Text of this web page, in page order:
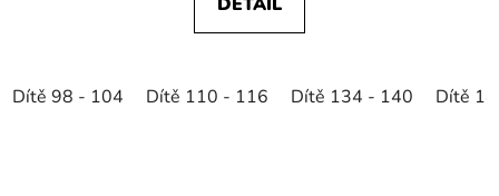
Dítě 98 - 104 Dítě 110 - 116 Dítě 134 - 140 Dítě